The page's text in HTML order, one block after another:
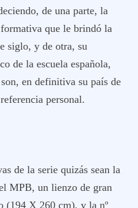
de una parte, la
que le brindó la
siglo, y de otra, su
de la escuela española,
en definitiva su país de
personal.
de la serie quizás sean la
MPB, un lienzo de gran
(194 X 260 cm), y la nº